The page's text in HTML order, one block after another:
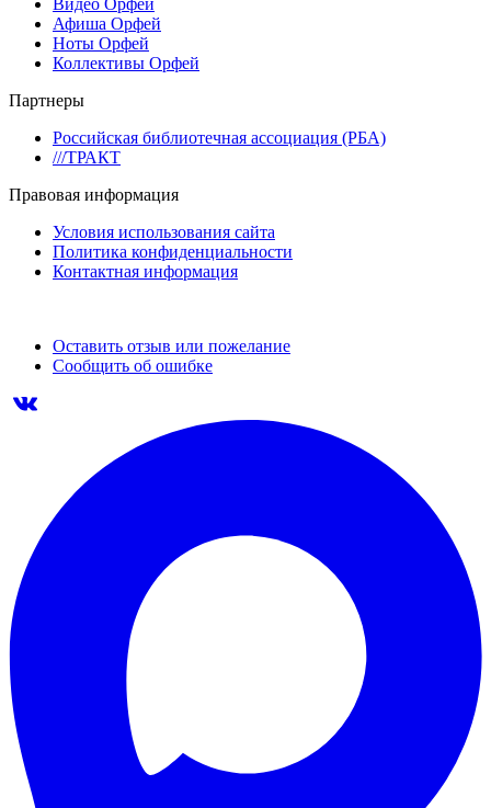
Видео Орфей
Афиша Орфей
Ноты Орфей
Коллективы Орфей
Партнеры
Российская библиотечная ассоциация (РБА)
///ТРАКТ
Правовая информация
Условия использования сайта
Политика конфиденциальности
Контактная информация
Оставить отзыв или пожелание
Сообщить об ошибке